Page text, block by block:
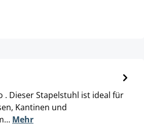
. Dieser Stapelstuhl ist ideal für
Kantinen und
Mehr